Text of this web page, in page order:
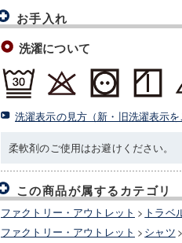
お手入れ
洗濯について
洗濯表示の見方（新・旧洗濯表示を
柔軟剤のご使用はお避けください。
この商品が属するカテゴリ
ファクトリー・アウトレット > トラベ
ファクトリー・アウトレット > シャツ >